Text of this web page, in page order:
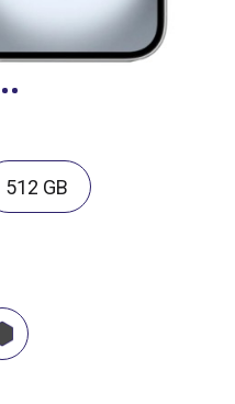
512 GB